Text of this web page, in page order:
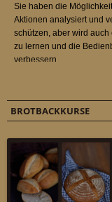
BROTBACKKURSE